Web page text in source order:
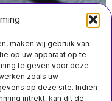
maken wij gebruik van
op uw apparaat op te
te geven voor deze
zoals uw
op deze site. Indien
intrekt, kan dit de
in moord op